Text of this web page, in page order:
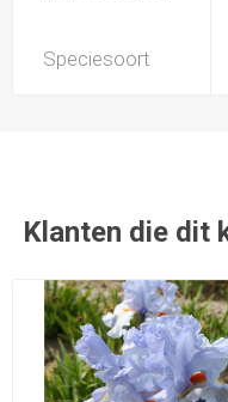
Speciesoort
Klanten die dit